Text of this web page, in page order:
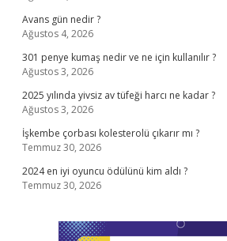
Avans gün nedir ?
Ağustos 4, 2026
301 penye kumaş nedir ve ne için kullanılır ?
Ağustos 3, 2026
2025 yılında yivsiz av tüfeği harcı ne kadar ?
Ağustos 3, 2026
İşkembe çorbası kolesterolü çıkarır mı ?
Temmuz 30, 2026
2024 en iyi oyuncu ödülünü kim aldı ?
Temmuz 30, 2026